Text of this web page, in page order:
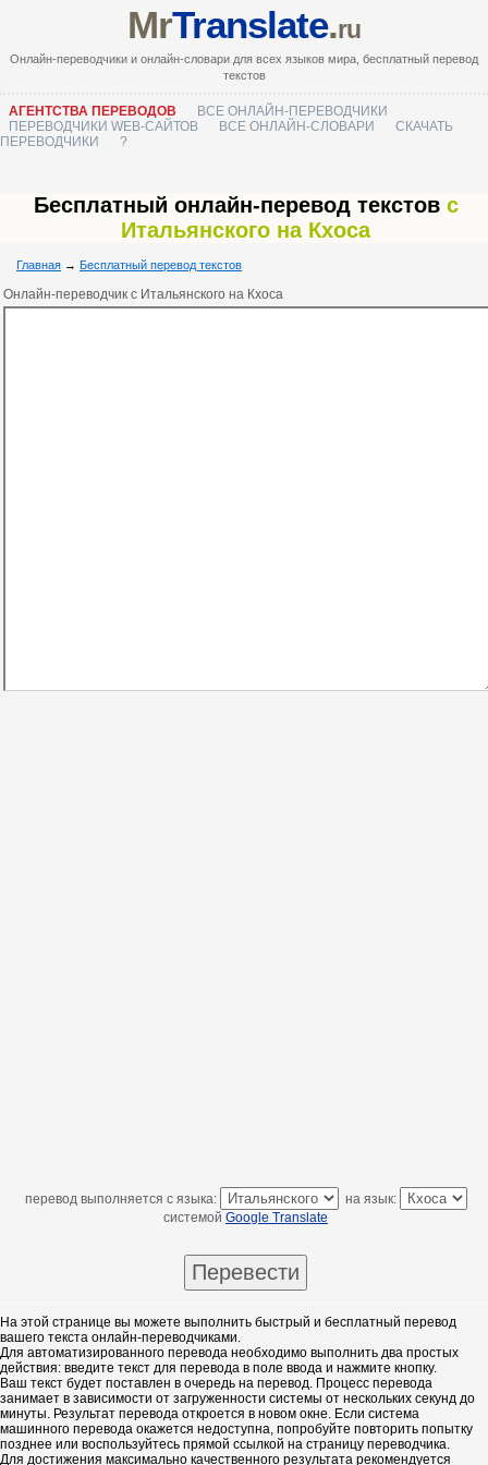
MrTranslate.ru
Онлайн-переводчики и онлайн-словари для всех языков мира, бесплатный перевод
текстов
АГЕНТСТВА ПЕРЕВОДОВ
ВСЕ ОНЛАЙН-ПЕРЕВОДЧИКИ
ПЕРЕВОДЧИКИ WEB-САЙТОВ
ВСЕ ОНЛАЙН-СЛОВАРИ
СКАЧАТЬ
ПЕРЕВОДЧИКИ
?
Бесплатный онлайн-перевод текстов с
Итальянского на Кхоса
Главная → Бесплатный перевод текстов
Онлайн-переводчик с Итальянского на Кхоса
перевод выполняется с языка:
на язык:
системой Google Translate
На этой странице вы можете выполнить быстрый и бесплатный перевод
вашего текста онлайн-переводчиками.
Для автоматизированного перевода необходимо выполнить два простых
действия: введите текст для перевода в поле ввода и нажмите кнопку.
Ваш текст будет поставлен в очередь на перевод. Процесс перевода
занимает в зависимости от загруженности системы от нескольких секунд до
минуты. Результат перевода откроется в новом окне. Если система
машинного перевода окажется недоступна, попробуйте повторить попытку
позднее или воспользуйтесь прямой ссылкой на страницу переводчика.
Для достижения максимально качественного результата рекомендуется